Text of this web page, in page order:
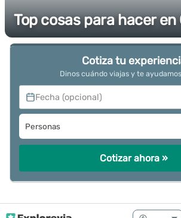
Top cosas para hacer en
Cotiza tu
Dinos cuándo viajas y te
Fecha (opcional)
Personas
Cotizar ahora »